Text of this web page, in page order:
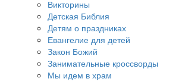
Викторины
Детская Библия
Детям о праздниках
Евангелие для детей
Закон Божий
Занимательные кроссворды
Мы идем в храм